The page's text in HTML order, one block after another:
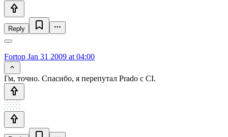
Reply
Fortop Jan 31 2009 at 04:00
Гм, точно. Спасибо, я перепутал Prado с CI.